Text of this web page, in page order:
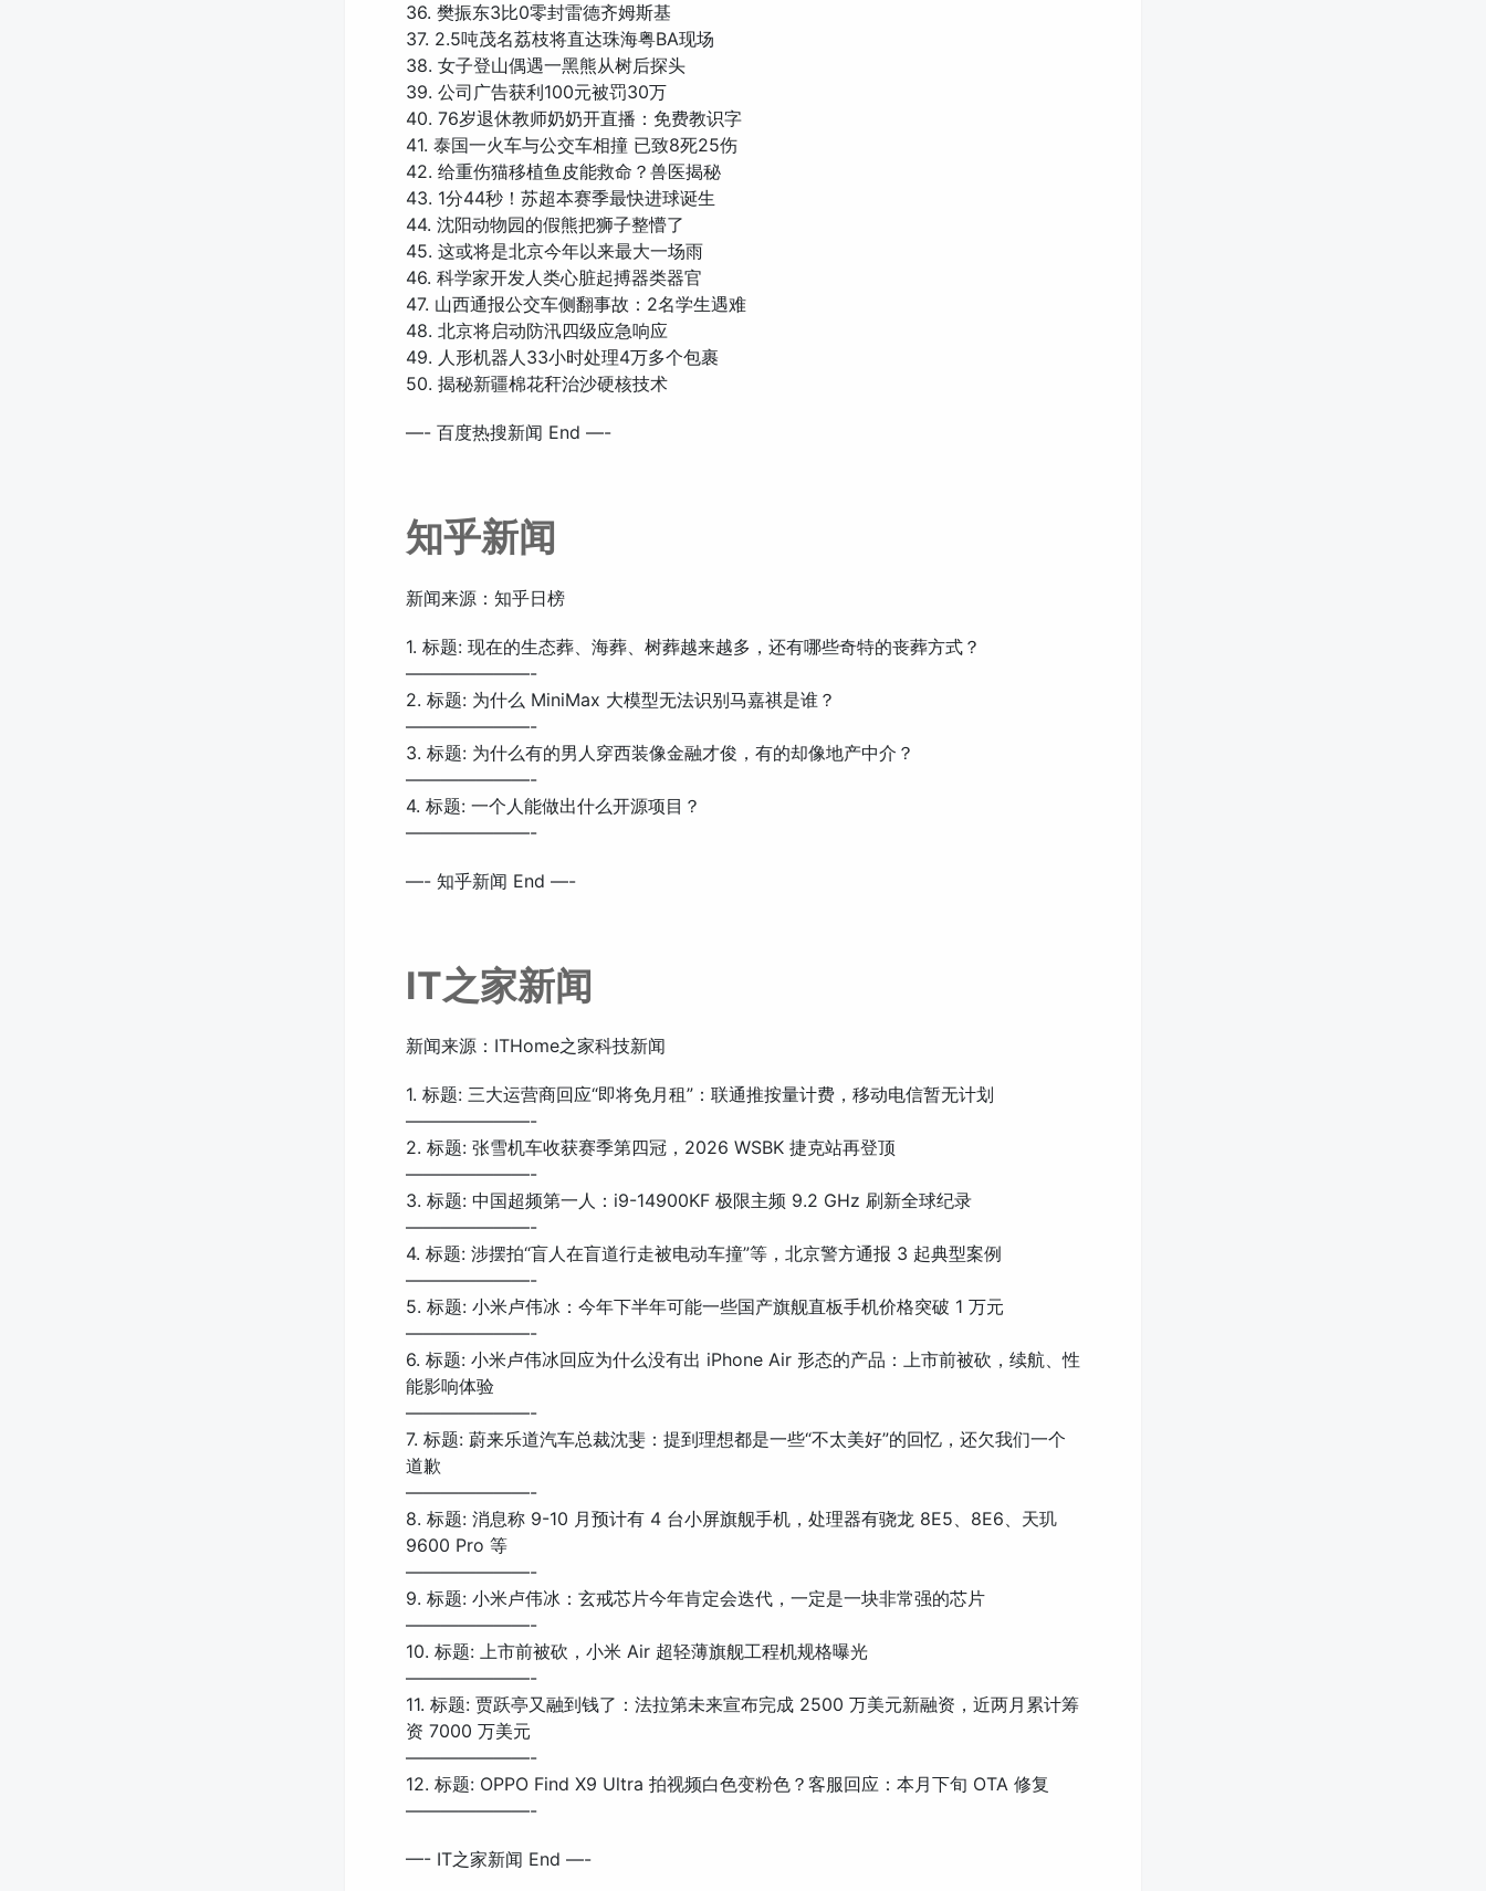
36. 樊振东3比0零封雷德齐姆斯基
37. 2.5吨茂名荔枝将直达珠海粤BA现场
38. 女子登山偶遇一黑熊从树后探头
39. 公司广告获利100元被罚30万
40. 76岁退休教师奶奶开直播：免费教识字
41. 泰国一火车与公交车相撞 已致8死25伤
42. 给重伤猫移植鱼皮能救命？兽医揭秘
43. 1分44秒！苏超本赛季最快进球诞生
44. 沈阳动物园的假熊把狮子整懵了
45. 这或将是北京今年以来最大一场雨
46. 科学家开发人类心脏起搏器类器官
47. 山西通报公交车侧翻事故：2名学生遇难
48. 北京将启动防汛四级应急响应
49. 人形机器人33小时处理4万多个包裹
50. 揭秘新疆棉花秆治沙硬核技术
—- 百度热搜新闻 End —-
知乎新闻
新闻来源：知乎日榜
1. 标题: 现在的生态葬、海葬、树葬越来越多，还有哪些奇特的丧葬方式？
———————-
2. 标题: 为什么 MiniMax 大模型无法识别马嘉祺是谁？
———————-
3. 标题: 为什么有的男人穿西装像金融才俊，有的却像地产中介？
———————-
4. 标题: 一个人能做出什么开源项目？
———————-
—- 知乎新闻 End —-
IT之家新闻
新闻来源：ITHome之家科技新闻
1. 标题: 三大运营商回应“即将免月租”：联通推按量计费，移动电信暂无计划
———————-
2. 标题: 张雪机车收获赛季第四冠，2026 WSBK 捷克站再登顶
———————-
3. 标题: 中国超频第一人：i9-14900KF 极限主频 9.2 GHz 刷新全球纪录
———————-
4. 标题: 涉摆拍“盲人在盲道行走被电动车撞”等，北京警方通报 3 起典型案例
———————-
5. 标题: 小米卢伟冰：今年下半年可能一些国产旗舰直板手机价格突破 1 万元
———————-
6. 标题: 小米卢伟冰回应为什么没有出 iPhone Air 形态的产品：上市前被砍，续航、性
能影响体验
———————-
7. 标题: 蔚来乐道汽车总裁沈斐：提到理想都是一些“不太美好”的回忆，还欠我们一个
道歉
———————-
8. 标题: 消息称 9-10 月预计有 4 台小屏旗舰手机，处理器有骁龙 8E5、8E6、天玑
9600 Pro 等
———————-
9. 标题: 小米卢伟冰：玄戒芯片今年肯定会迭代，一定是一块非常强的芯片
———————-
10. 标题: 上市前被砍，小米 Air 超轻薄旗舰工程机规格曝光
———————-
11. 标题: 贾跃亭又融到钱了：法拉第未来宣布完成 2500 万美元新融资，近两月累计筹
资 7000 万美元
———————-
12. 标题: OPPO Find X9 Ultra 拍视频白色变粉色？客服回应：本月下旬 OTA 修复
———————-
—- IT之家新闻 End —-